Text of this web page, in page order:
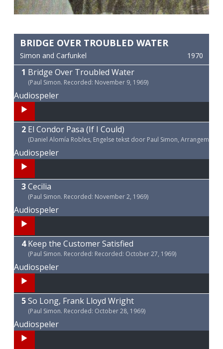
BRIDGE OVER TROUBLED WATER
Simon and Carfunkel 1970
Bridge Over Troubled Water
(Paul Simon. Recorded: November 9, 1969)
Audiospeler
00:00
00:00
04:54
El Condor Pasa (If I Could)
(Daniel Alomía Robles, Engelse tekst door Paul Simon,
Audiospeler
00:00
00:00
03:09
Cecilia
(Paul Simon. Recorded: November 2, 1969)
Audiospeler
00:00
00:00
02:54
Keep the Customer Satisfied
(Paul Simon. Recorded: Recorded: October 27, 1969)
Audiospeler
00:00
00:00
00:00
So Long, Frank Lloyd Wright
(Paul Simon. Recorded: October 28, 1969)
Audiospeler